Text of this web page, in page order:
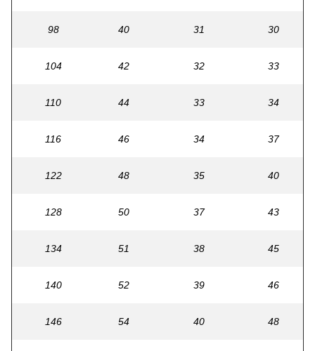
98 40 31 30
104 42 32 33
110 44 33 34
116 46 34 37
122 48 35 40
128 50 37 43
134 51 38 45
140 52 39 46
146 54 40 48